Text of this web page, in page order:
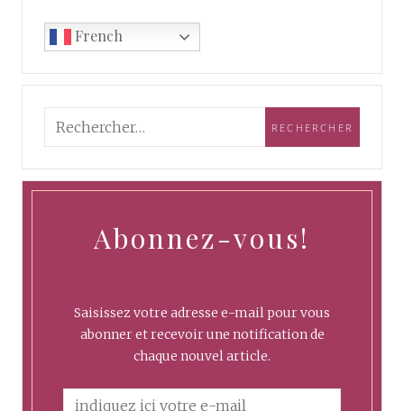
French
Abonnez-vous!
Saisissez votre adresse e-mail pour vous
abonner et recevoir une notification de
chaque nouvel article.